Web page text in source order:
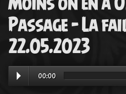
Passage – La
22.05.2023
00:00